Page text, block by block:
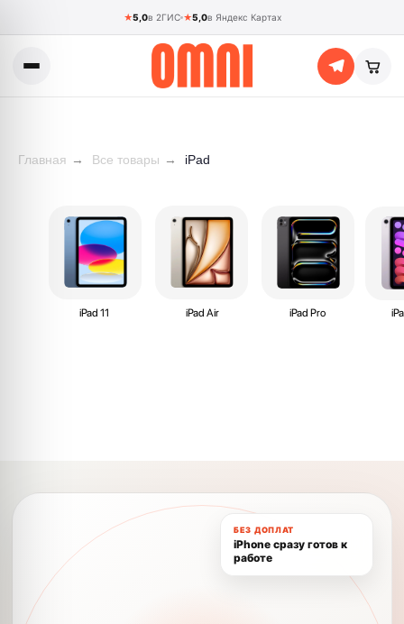
★5,0в 2ГИС ★5,0в Яндекс Картах
Главная → Все товары → iPad
iPad 11 iPad Air iPad Pro
БЕЗ ДОПЛАТ
iPhone сразу готов к
работе